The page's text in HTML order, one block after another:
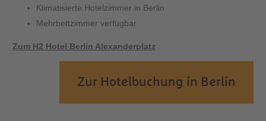
Klimatisierte Hotelzimmer in Berlin
Mehrbettzimmer verfügbar
Zum H2 Hotel Berlin Alexanderplatz
Zur Hotelbuchung in Berlin